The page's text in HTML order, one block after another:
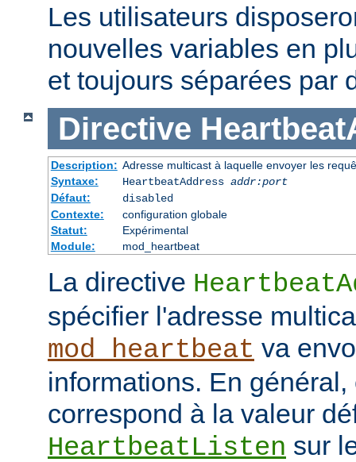
Les utilisateurs
nouvelles variables en
et toujours séparées par
Directive
Description: Adresse multicast à laquelle envoyer les
Syntaxe:
HeartbeatAddress addr:port
Défaut:
disabled
Contexte:
configuration globale
Statut:
Expérimental
Module:
mod_heartbeat
La directive
spécifier l'adresse
mod_heartbeat va
informations. En
correspond à la valeur
HeartbeatListen sur